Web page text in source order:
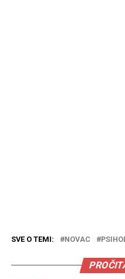
SVE O TEMI: NOVAC